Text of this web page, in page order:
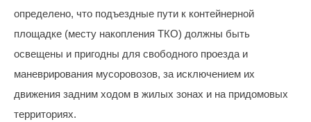
59 46
07
;
номеру
телефона,
определено, что подъездные пути к контейнерной
площадке (месту накопления ТКО) должны быть
освещены и пригодны для свободного проезда и
маневрирования мусоровозов, за исключением их
движения задним ходом в жилых зонах и на придомовых
территориях.